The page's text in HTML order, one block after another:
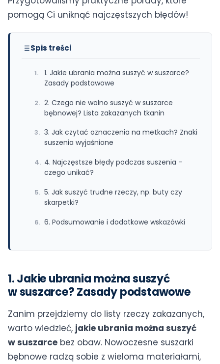
pomogą Ci uniknąć najczęstszych błędów!
Spis treści
1. Jakie ubrania można suszyć w suszarce?
Zasady podstawowe
2. Czego nie wolno suszyć w suszarce
bębnowej? Lista zakazanych tkanin
3. Jak czytać oznaczenia na metkach? Znaki
suszenia wyjaśnione
4. Najczęstsze błędy podczas suszenia –
czego unikać?
5. Jak suszyć trudne rzeczy, np. buty czy
skarpetki?
6. Podsumowanie i dodatkowe wskazówki
1. Jakie ubrania można suszyć
w suszarce? Zasady podstawowe
Zanim przejdziemy do listy rzeczy zakazanych,
warto wiedzieć, jakie ubrania można suszyć
w suszarce bez obaw. Nowoczesne suszarki
bębnowe radzą sobie z wieloma materiałami,